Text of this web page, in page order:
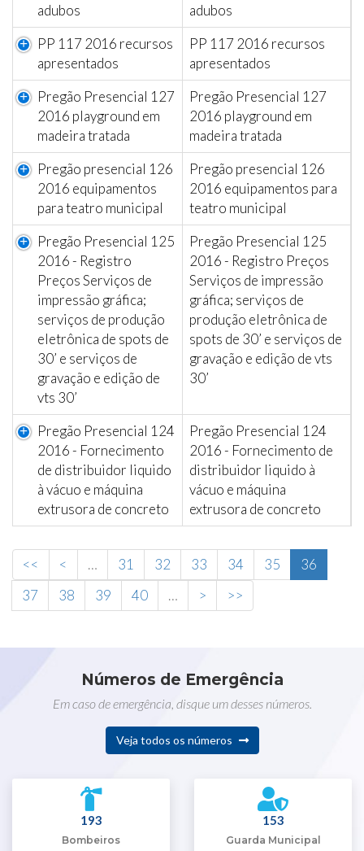
adubos
adubos
PP 117 2016 recursos
apresentados
PP 117 2016 recursos
apresentados
Pregão Presencial 127
2016 playground em
madeira tratada
Pregão Presencial 127
2016 playground em
madeira tratada
Pregão presencial 126
2016 equipamentos
para teatro municipal
Pregão presencial 126
2016 equipamentos para
teatro municipal
Pregão Presencial 125
2016 - Registro
Preços Serviços de
impressão gráfica;
serviços de produção
eletrônica de spots de
30’ e serviços de
gravação e edição de
vts 30’
Pregão Presencial 125
2016 - Registro Preços
Serviços de impressão
gráfica; serviços de
produção eletrônica de
spots de 30’ e serviços de
gravação e edição de vts
30’
Pregão Presencial 124
2016 - Fornecimento
de distribuidor liquido
à vácuo e máquina
extrusora de concreto
Pregão Presencial 124
2016 - Fornecimento de
distribuidor liquido à
vácuo e máquina
extrusora de concreto
<< < … 31 32 33 34 35
36
37
38 39 40 … > >>
Números de Emergência
Em caso de emergência, disque um desses números.
Veja todos os números
193
Bombeiros
153
Guarda Municipal